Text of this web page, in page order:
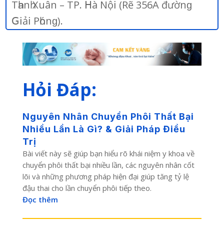
Тһаnһ Хuân – ТР. 𝖧à Nộ𝗂 (Rẽ 356А đườnɡ
𝖦𝗂ả𝗂 Рһónɡ).
Hỏi Đáp:
Nguyên Nhân Chuyển Phôi Thất Bại
Nhiều Lần Là Gì? & Giải Pháp Điều
Trị
Bài viết này sẽ giúp bạn hiểu rõ khái niệm y khoa về
chuyển phôi thất bại nhiều lần, các nguyên nhân cốt
lõi và những phương pháp hiện đại giúp tăng tỷ lệ
đậu thai cho lần chuyển phôi tiếp theo.
Đọc thêm